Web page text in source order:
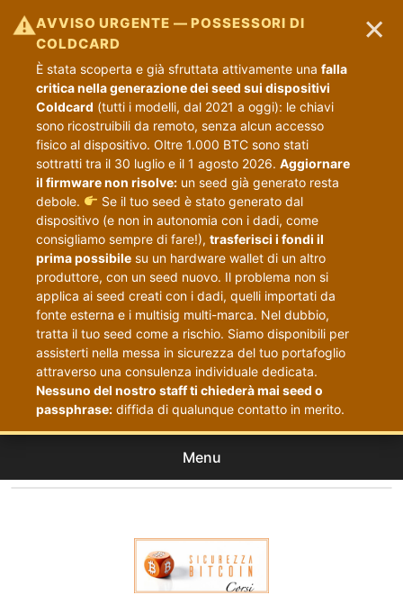
⚠AVVISO URGENTE — POSSESSORI DI
COLDCARD
È stata scoperta e già sfruttata attivamente una falla
critica nella generazione dei seed sui dispositivi
Coldcard (tutti i modelli, dal 2021 a oggi): le chiavi
sono ricostruibili da remoto, senza alcun accesso
fisico al dispositivo. Oltre 1.000 BTC sono stati
sottratti tra il 30 luglio e il 1 agosto 2026. Aggiornare
il firmware non risolve: un seed già generato resta
debole.
Se il tuo seed è stato generato dal
dispositivo (e non in autonomia con i dadi, come
consigliamo sempre di fare!), trasferisci i fondi il
prima possibile su un hardware wallet di un altro
produttore, con un seed nuovo. Il problema non si
applica ai seed creati con i dadi, quelli importati da
fonte esterna e i multisig multi-marca. Nel dubbio,
tratta il tuo seed come a rischio. Siamo disponibili per
assisterti nella messa in sicurezza del tuo portafoglio
attraverso una consulenza individuale dedicata.
Nessuno del nostro staff ti chiederà mai seed o
passphrase: diffida di qualunque contatto in merito.
×
Menu